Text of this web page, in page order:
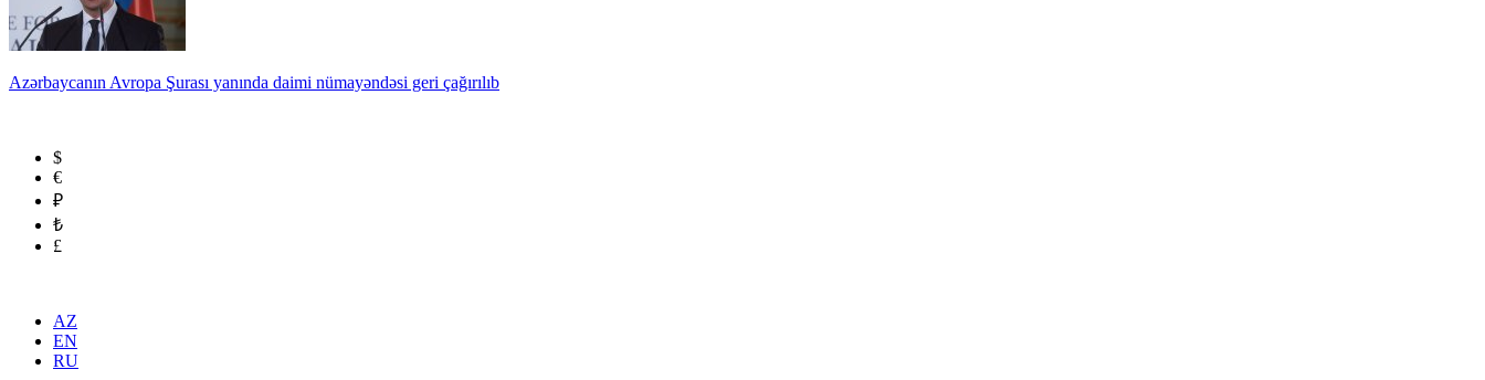
Azərbaycanın Avropa Şurası yanında daimi nümayəndəsi geri çağırılıb
$
€
₽
₺
£
AZ
EN
RU